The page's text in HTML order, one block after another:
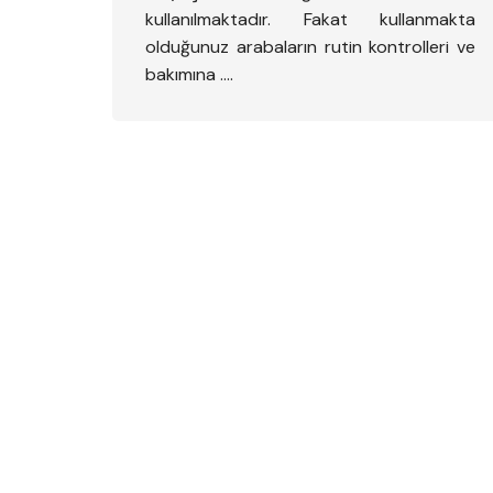
kullanılmaktadır. Fakat kullanmakta
olduğunuz arabaların rutin kontrolleri ve
bakımına ….